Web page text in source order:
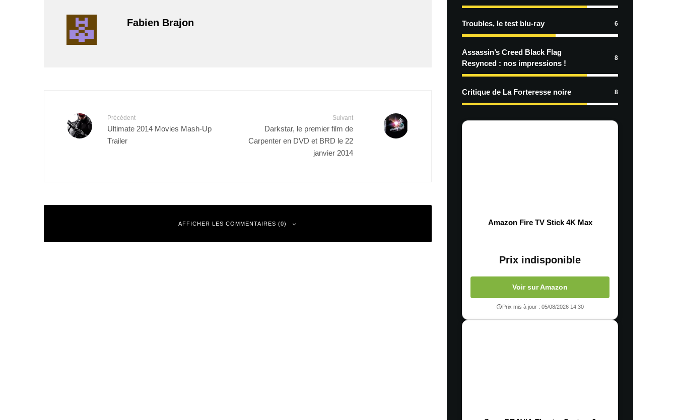
Fabien Brajon
Précédent
Ultimate 2014 Movies Mash-Up
Trailer
Suivant
Darkstar, le premier film de
Carpenter en DVD et BRD le 22
janvier 2014
AFFICHER LES COMMENTAIRES (0)
Troubles, le test blu-ray 6
Assassin’s Creed Black Flag
Resynced : nos impressions !
8
Critique de La Forteresse noire 8
Amazon Fire TV Stick 4K Max
Prix indisponible
Voir sur Amazon
Prix mis à jour : 05/08/2026 14:30